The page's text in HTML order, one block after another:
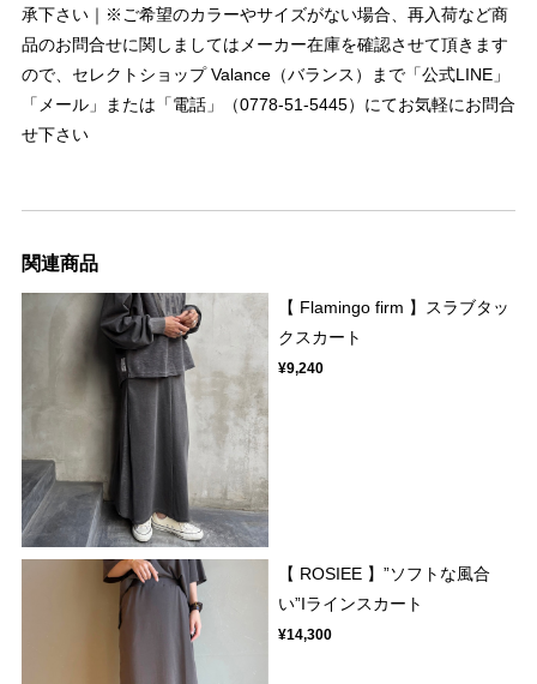
承下さい｜※ご希望のカラーやサイズがない場合、再入荷など商
品のお問合せに関しましてはメーカー在庫を確認させて頂きます
ので、セレクトショップ Valance（バランス）まで「公式LINE」
「メール」または「電話」（0778-51-5445）にてお気軽にお問合
せ下さい
関連商品
【 Flamingo firm 】スラブタッ
クスカート
¥9,240
【 ROSIEE 】”ソフトな風合
い”Iラインスカート
¥14,300